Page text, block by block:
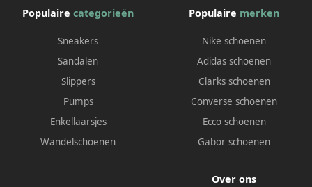
Populaire categorieën
Sneakers
Sandalen
Slippers
Pumps
Enkellaarsjes
Wandelschoenen
Populaire merken
Nike schoenen
Adidas schoenen
Clarks schoenen
Converse schoenen
Ecco schoenen
Gabor schoenen
Over ons